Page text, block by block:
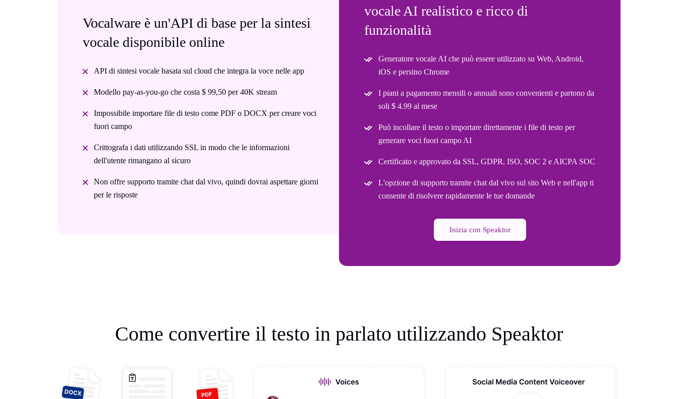
Vocalware è un'API di base per la sintesi
vocale disponibile online
API di sintesi vocale basata sul cloud che integra la voce nelle app
Modello pay-as-you-go che costa $ 99,50 per 40K stream
Impossibile importare file di testo come PDF o DOCX per creare voci
fuori campo
Crittografa i dati utilizzando SSL in modo che le informazioni
dell'utente rimangano al sicuro
Non offre supporto tramite chat dal vivo, quindi dovrai aspettare giorni
per le risposte
vocale AI realistico e ricco di
funzionalità
Generatore vocale AI che può essere utilizzato su Web, Android,
iOS e persino Chrome
I piani a pagamento mensili o annuali sono convenienti e partono da
soli $ 4.99 al mese
Può incollare il testo o importare direttamente i file di testo per
generare voci fuori campo AI
Certificato e approvato da SSL, GDPR, ISO, SOC 2 e AICPA SOC
L'opzione di supporto tramite chat dal vivo sul sito Web e nell'app ti
consente di risolvere rapidamente le tue domande
Inizia con Speaktor
Come convertire il testo in parlato utilizzando Speaktor